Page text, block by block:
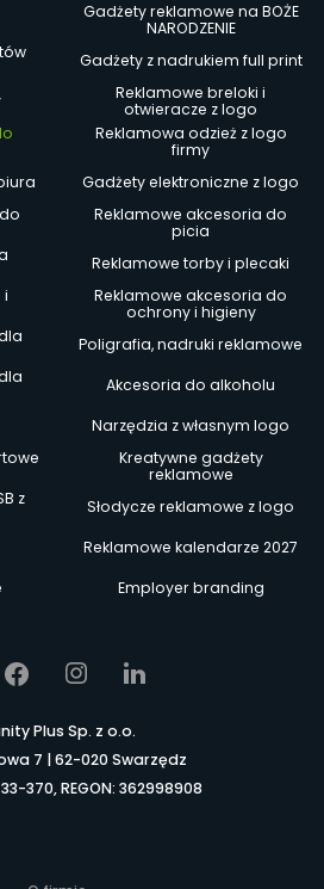
Gadżety reklamowe na BOŻE
NARODZENIE
Gadżety z nadrukiem full print
Reklamowe breloki i
otwieracze z logo
Reklamowa odzież z logo
firmy
Gadżety elektroniczne z logo
Reklamowe akcesoria do
picia
Reklamowe torby i plecaki
i
Reklamowe akcesoria do
ochrony i higieny
Poligrafia, nadruki reklamowe
Akcesoria do alkoholu
Narzędzia z własnym logo
Kreatywne gadżety
reklamowe
z
Słodycze reklamowe z logo
Reklamowe kalendarze 2027
Employer branding
Plus Sp. z o.o.
7 | 62-020 Swarzędz
370, REGON: 362998908